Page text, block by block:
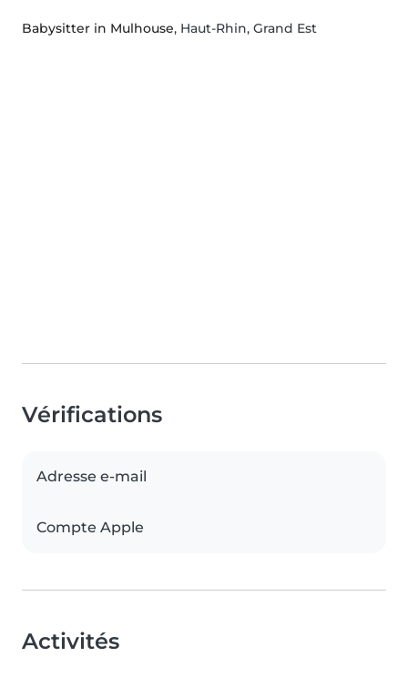
Babysitter in Mulhouse, Haut-Rhin, Grand Est
Vérifications
Adresse e-mail
Compte Apple
Activités